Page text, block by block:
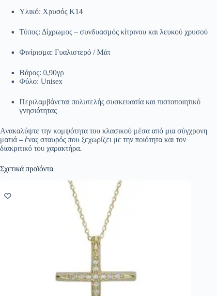
Υλικό: Χρυσός Κ14
Τύπος: Δίχρωμος – συνδυασμός κίτρινου και λευκού χρυσού
Φινίρισμα: Γυαλιστερό / Μάτ
Βάρος: 0,90γρ
Φύλο: Unisex
Περιλαμβάνεται πολυτελής συσκευασία και πιστοποιητικό
γνησιότητας
Ανακαλύψτε την κομψότητα του κλασικού μέσα από μια σύγχρονη
ματιά – ένας σταυρός που ξεχωρίζει με την ποιότητα και τον
διακριτικό του χαρακτήρα.
Σχετικά προϊόντα